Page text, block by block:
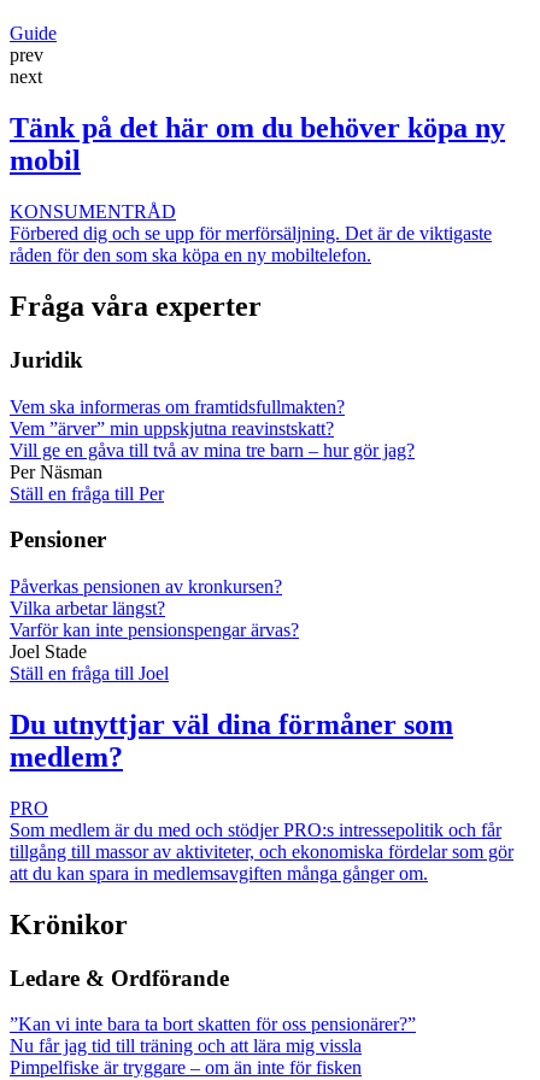
Guide
prev
next
Tänk på det här om du behöver köpa ny
mobil
KONSUMENTRÅD
Förbered dig och se upp för merförsäljning. Det är de viktigaste
råden för den som ska köpa en ny mobiltelefon.
Fråga våra experter
Juridik
Vem ska informeras om framtidsfullmakten?
Vem ”ärver” min uppskjutna reavinstskatt?
Vill ge en gåva till två av mina tre barn – hur gör jag?
Per Näsman
Ställ en fråga till Per
Pensioner
Påverkas pensionen av kronkursen?
Vilka arbetar längst?
Varför kan inte pensionspengar ärvas?
Joel Stade
Ställ en fråga till Joel
Du utnyttjar väl dina förmåner som
medlem?
PRO
Som medlem är du med och stödjer PRO:s intressepolitik och får
tillgång till massor av aktiviteter, och ekonomiska fördelar som gör
att du kan spara in medlemsavgiften många gånger om.
Krönikor
Ledare & Ordförande
”Kan vi inte bara ta bort skatten för oss pensionärer?”
Nu får jag tid till träning och att lära mig vissla
Pimpelfiske är tryggare – om än inte för fisken